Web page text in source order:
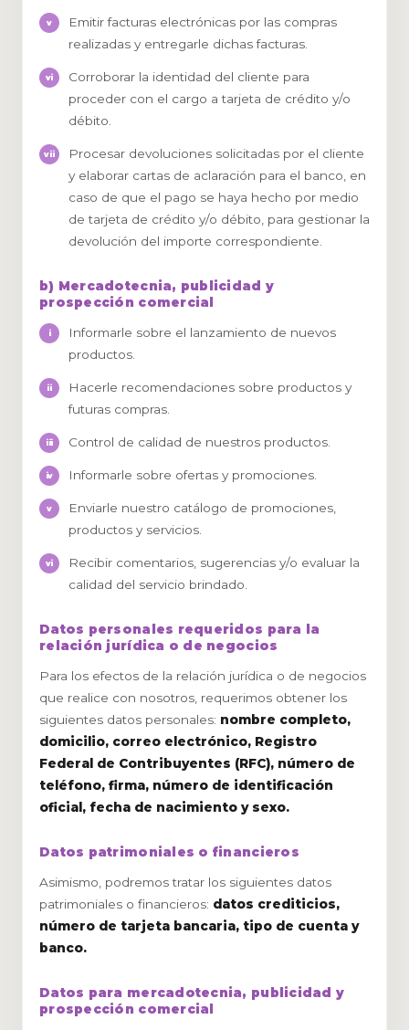
Emitir facturas electrónicas por las compras
realizadas y entregarle dichas facturas.
Corroborar la identidad del cliente para
proceder con el cargo a tarjeta de crédito y/o
débito.
Procesar devoluciones solicitadas por el cliente
y elaborar cartas de aclaración para el banco, en
caso de que el pago se haya hecho por medio
de tarjeta de crédito y/o débito, para gestionar la
devolución del importe correspondiente.
b) Mercadotecnia, publicidad y
prospección comercial
Informarle sobre el lanzamiento de nuevos
productos.
Hacerle recomendaciones sobre productos y
futuras compras.
Control de calidad de nuestros productos.
Informarle sobre ofertas y promociones.
Enviarle nuestro catálogo de promociones,
productos y servicios.
Recibir comentarios, sugerencias y/o evaluar la
calidad del servicio brindado.
Datos personales requeridos para la
relación jurídica o de negocios
Para los efectos de la relación jurídica o de negocios
que realice con nosotros, requerimos obtener los
siguientes datos personales: nombre completo,
domicilio, correo electrónico, Registro
Federal de Contribuyentes (RFC), número de
teléfono, firma, número de identificación
oficial, fecha de nacimiento y sexo.
Datos patrimoniales o financieros
Asimismo, podremos tratar los siguientes datos
patrimoniales o financieros: datos crediticios,
número de tarjeta bancaria, tipo de cuenta y
banco.
Datos para mercadotecnia, publicidad y
prospección comercial